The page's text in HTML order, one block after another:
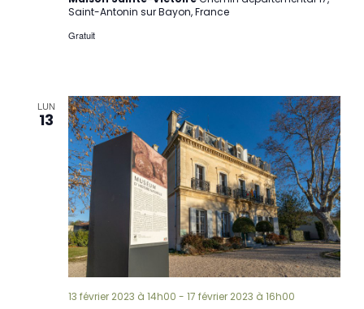
Saint-Antonin sur Bayon, France
Gratuit
LUN
13
13 février 2023 à 14h00 - 17 février 2023 à 16h00